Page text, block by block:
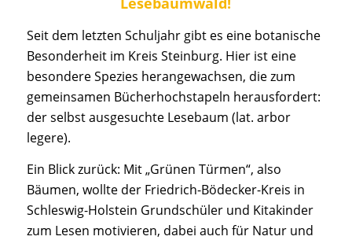
Seit dem letzten Schuljahr gibt es eine botanische
Besonderheit im Kreis Steinburg. Hier ist eine
besondere Spezies herangewachsen, die zum
gemeinsamen Bücherhochstapeln herausfordert:
der selbst ausgesuchte Lesebaum (lat. arbor
legere).
Ein Blick zurück: Mit „Grünen Türmen“, also
Bäumen, wollte der Friedrich-Bödecker-Kreis in
Schleswig-Holstein Grundschüler und Kitakinder
zum Lesen motivieren, dabei auch für Natur und